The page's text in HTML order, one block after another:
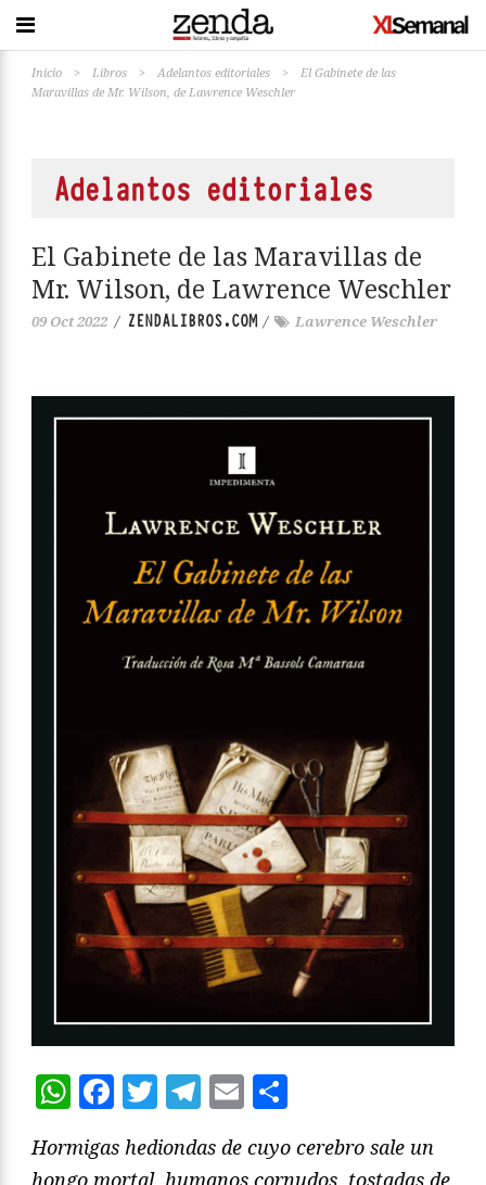
Inicio > Libros > Adelantos editoriales >
El Gabinete de las
Maravillas de Mr. Wilson, de Lawrence Weschler
Adelantos editoriales
El Gabinete de las Maravillas de
Mr. Wilson, de Lawrence Weschler
09 Oct 2022 / ZENDALIBROS.COM/ Lawrence Weschler
WhatsApp
Facebook
Twitter
Telegram
Email
Hormigas hediondas de cuyo cerebro sale un